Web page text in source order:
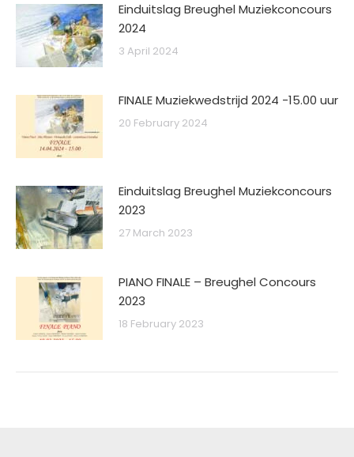
Einduitslag Breughel Muziekconcours
2024
3 April 2024
FINALE Muziekwedstrijd 2024 -15.00 uur
20 February 2024
Einduitslag Breughel Muziekconcours
2023
27 March 2023
PIANO FINALE – Breughel Concours
2023
18 February 2023